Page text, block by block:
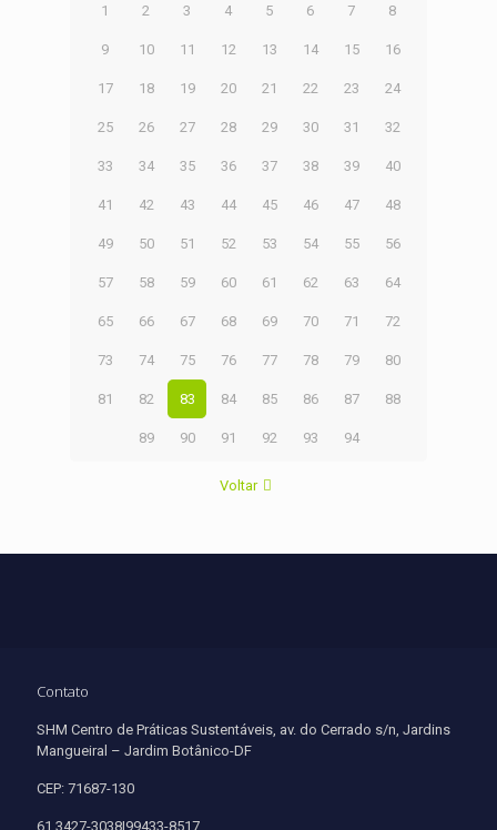
1 2 3 4 5 6 7 8
9 10 11 12 13 14 15 16
17 18 19 20 21 22 23 24
25 26 27 28 29 30 31 32
33 34 35 36 37 38 39 40
41 42 43 44 45 46 47 48
49 50 51 52 53 54 55 56
57 58 59 60 61 62 63 64
65 66 67 68 69 70 71 72
73 74 75 76 77 78 79 80
81 82 83 84 85 86 87 88
89 90 91 92 93 94
Voltar
Contato
SHM Centro de Práticas Sustentáveis, av. do Cerrado s/n, Jardins
Mangueiral – Jardim Botânico-DF
CEP: 71687-130
61 3427-3038|99433-8517